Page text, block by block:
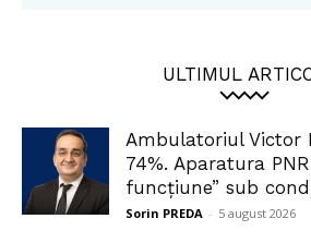
ULTIMUL
Ambulatoriul Victor
74%. Aparatura
funcțiune” sub
Sorin PREDA - 5 august 2026